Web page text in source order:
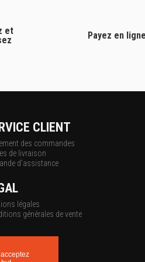
et
Payez en
CLIENT
des commandes
de livraison
d'assistance
légales
générales de vente